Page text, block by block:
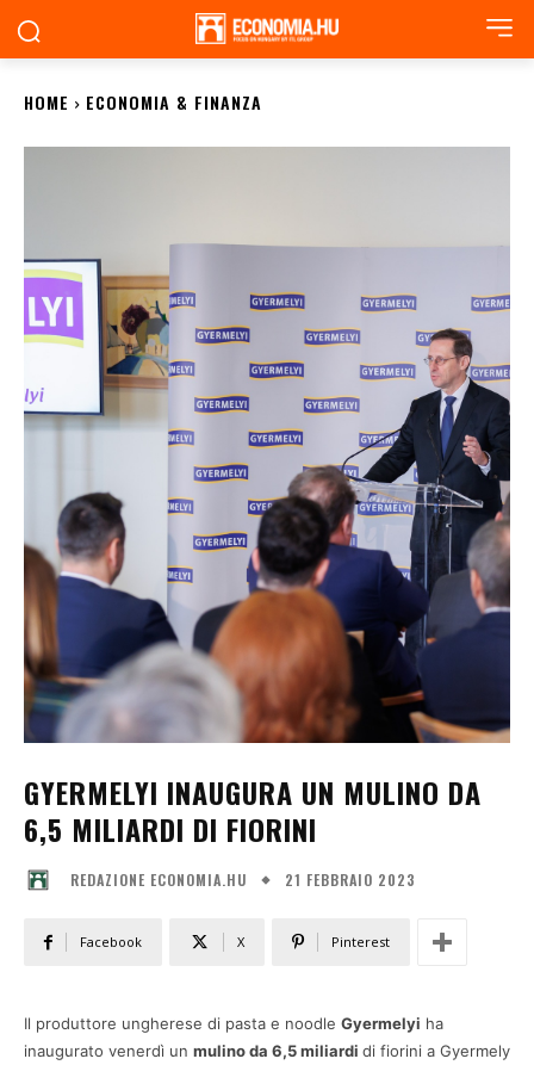
HOME ECONOMIA & FINANZA
GYERMELYI INAUGURA UN MULINO DA
6,5 MILIARDI DI FIORINI
REDAZIONE ECONOMIA.HU 21 FEBBRAIO 2023
Facebook X Pinterest
Il produttore ungherese di pasta e noodle Gyermelyi ha
inaugurato venerdì un mulino da 6,5 miliardi di fiorini a Gyermely